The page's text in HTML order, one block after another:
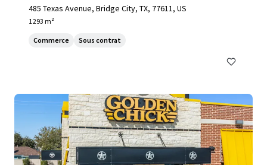
485 Texas Avenue, Bridge City, TX, 77611, US
1 293 m²
Commerce Sous contrat